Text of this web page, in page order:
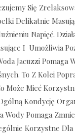
Się
Delikatnie
Napięć.
I Umożliwia
Jacuzzi Pomaga
To Z Kolei
Może Mieć
Kondycję
Wody Pomaga
Korzystne Dla